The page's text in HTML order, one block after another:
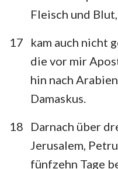
Fleisch und Blut,
17
kam auch nicht
die vor mir
hin nach
Damaskus.
18
Darnach über
Jerusalem,
fünfzehn Tage